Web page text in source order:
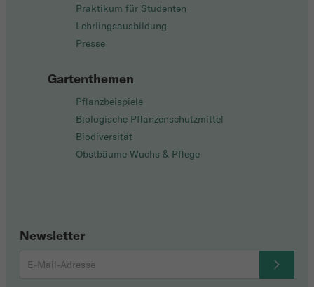
Praktikum für Studenten
Lehrlingsausbildung
Presse
Gartenthemen
Pflanzbeispiele
Biologische Pflanzenschutzmittel
Biodiversität
Obstbäume Wuchs & Pflege
Newsletter